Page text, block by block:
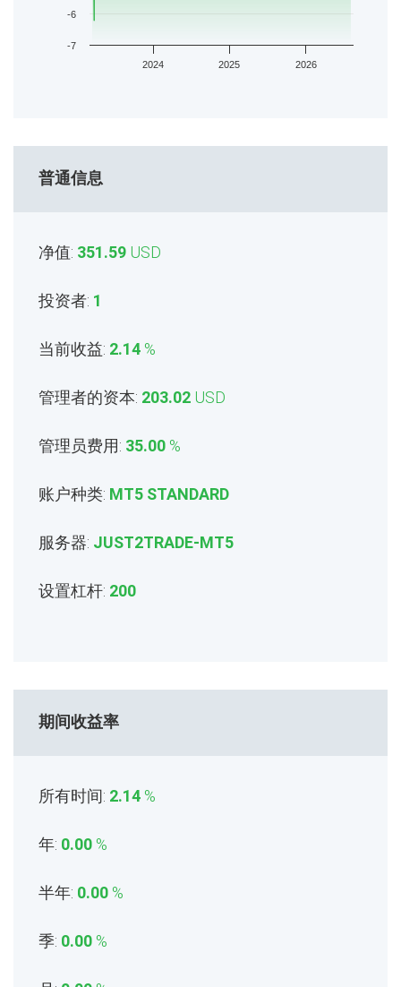
2024 2025 2026
-7
-6
普通信息
净值: 351.59 USD
投资者: 1
当前收益: 2.14 %
管理者的资本: 203.02 USD
管理员费用: 35.00 %
账户种类: MT5 STANDARD
服务器: JUST2TRADE-MT5
设置杠杆: 200
期间收益率
所有时间: 2.14 %
年: 0.00 %
半年: 0.00 %
季: 0.00 %